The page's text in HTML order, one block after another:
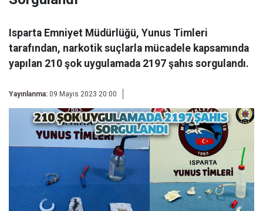
Isparta Emniyet Müdürlüğü, Yunus Timleri
tarafından, narkotik suçlarla mücadele kapsamında
yapılan 210 şok uygulamada 2197 şahıs sorgulandı.
Yayınlanma: 09 Mayıs 2023 20:00